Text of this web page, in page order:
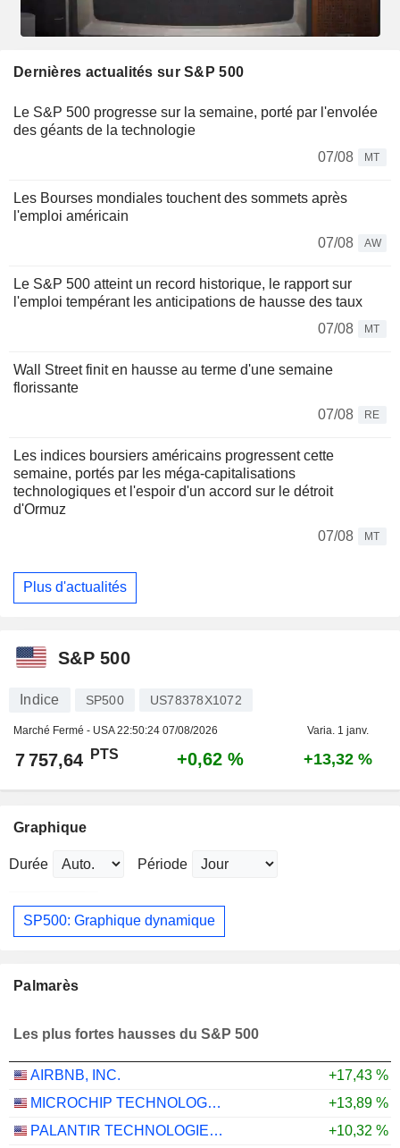
Dernières actualités sur S&P 500
Le S&P 500 progresse sur la semaine, porté par l'envolée
des géants de la technologie
07/08
MT
Les Bourses mondiales touchent des sommets après
l'emploi américain
07/08
AW
Le S&P 500 atteint un record historique, le rapport sur
l'emploi tempérant les anticipations de hausse des taux
07/08
MT
Wall Street finit en hausse au terme d'une semaine
florissante
07/08
RE
Les indices boursiers américains progressent cette
semaine, portés par les méga-capitalisations
technologiques et l'espoir d'un accord sur le détroit
d'Ormuz
07/08
MT
Plus d'actualités
S&P 500
Indice SP500 US78378X1072
Marché Fermé - USA22:50:24 07/08/2026 Varia. 1 janv.
7 757,64 PTS +0,62 % +13,32 %
Graphique
Durée Période
SP500: Graphique dynamique
Palmarès
Les plus fortes hausses du S&P 500
AIRBNB, INC.
+17,43 %
MICROCHIP TECHNOLOGY INCORPORATED
+13,89 %
PALANTIR TECHNOLOGIES INC.
+10,32 %